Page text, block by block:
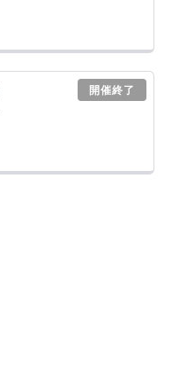
開催終了